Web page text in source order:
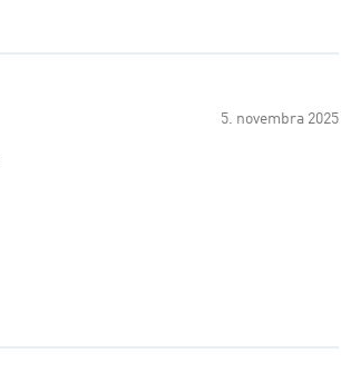
5. novembra 2025